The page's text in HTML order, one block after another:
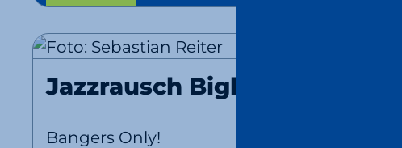
Jazzrausch Bigband
Bangers Only!